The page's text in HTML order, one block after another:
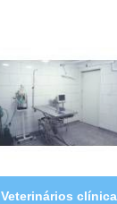
Veterinários clínica